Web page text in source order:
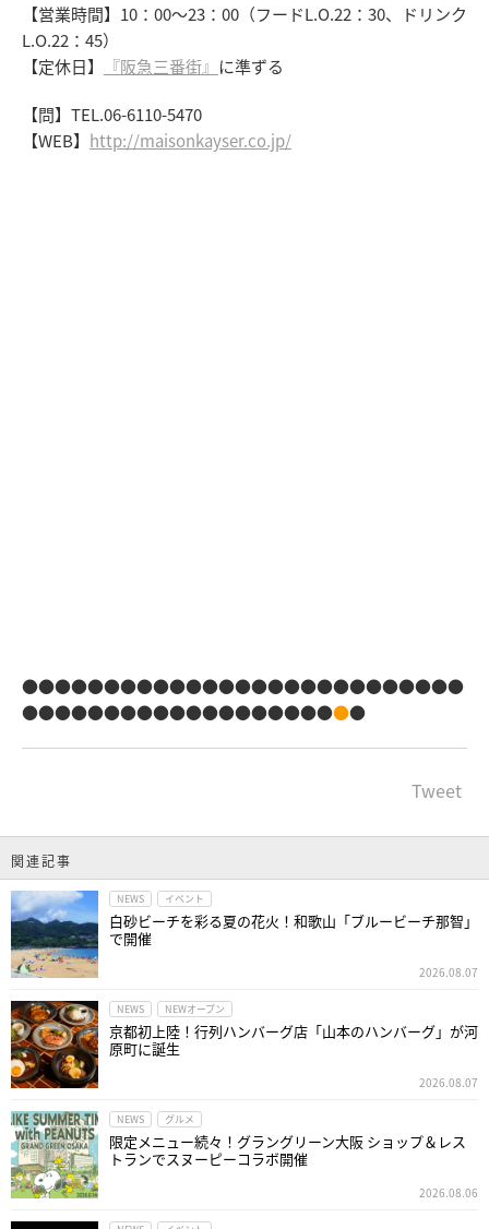
【営業時間】10：00～23：00（フードL.O.22：30、ドリンク
L.O.22：45）
【定休日】
『阪急三番街』 に準ずる
【問】TEL.06-6110-5470
【WEB】 http://maisonkayser.co.jp/
●●●●●●●●●●●●●●●●●●●●●●●●●●●
●●●●●●●●●●●●●●●●●●●●●
Tweet
関連記事
NEWS イベント
白砂ビーチを彩る夏の花火！和歌山「ブルービーチ那智」
で開催
2026.08.07
NEWS NEWオープン
京都初上陸！行列ハンバーグ店「山本のハンバーグ」が河
原町に誕生
2026.08.07
NEWS グルメ
限定メニュー続々！グラングリーン大阪 ショップ＆レス
トランでスヌーピーコラボ開催
2026.08.06